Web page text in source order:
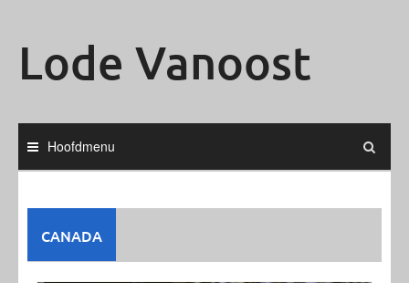
Lode Vanoost
Hoofdmenu
CANADA